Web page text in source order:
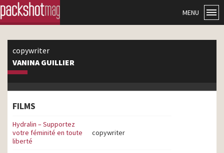
MENU
copywriter
VANINA GUILLIER
FILMS
Hydralin – Supportez
votre féminité en toute
liberté
copywriter